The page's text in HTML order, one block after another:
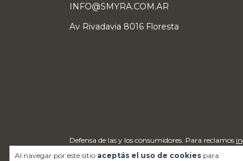
Al navegar por este sitio aceptás el uso de cookies para
INFO@SMYRA.COM.AR
Av Rivadavia 8016 Floresta
Defensa de las y los consumidores. Para reclamos
Copyright Taller Smyra